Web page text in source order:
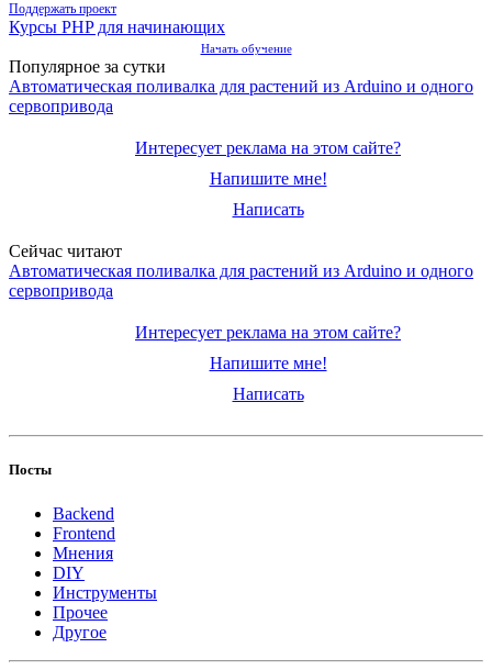
Поддержать проект
Курсы PHP для начинающих
Начать обучение
Популярное за сутки
Автоматическая поливалка для растений из Arduino и одного
сервопривода
Интересует реклама на этом сайте?
Напишите мне!
Написать
Сейчас читают
Автоматическая поливалка для растений из Arduino и одного
сервопривода
Интересует реклама на этом сайте?
Напишите мне!
Написать
Посты
Backend
Frontend
Мнения
DIY
Инструменты
Прочее
Другое